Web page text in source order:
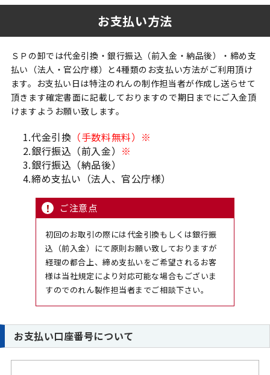
お支払い方法
ＳＰの卸では代金引換・銀行振込（前入金・納品後）・締め支
払い（法人・官公庁様）と4種類のお支払い方法がご利用頂け
ます。お支払い日は特注のれんの制作担当者が作成し送らせて
頂きます確定書面に記載しておりますので期日までにご入金頂
けますようお願い致します。
1.代金引換 （手数料無料）※
2.銀行振込（前入金） ※
3.銀行振込（納品後）
4.締め支払い（法人、官公庁様）
ご注意点
初回のお取引の際には代金引換もしくは銀行振
込（前入金）にて原則お願い致しておりますが
経理の都合上、締め支払いをご希望されるお客
様は当社規定により対応可能な場合もございま
すのでのれん製作担当者までご相談下さい。
お支払い口座番号について